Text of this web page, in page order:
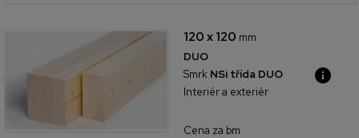
120 x 120 mm
DUO
Smrk NSi třída DUO
Interiér a exteriér
Cena za bm